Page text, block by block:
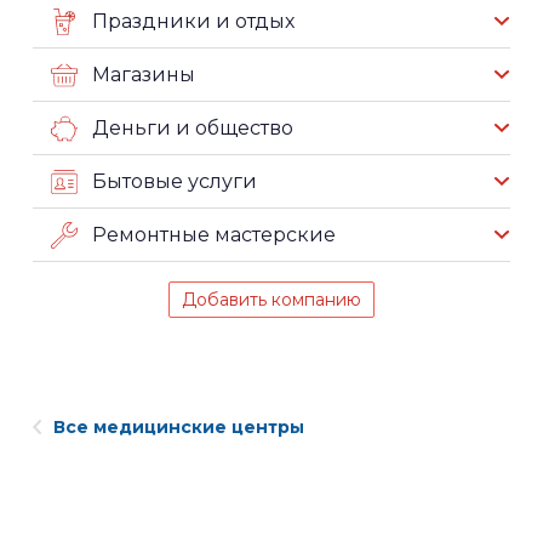
Праздники и отдых
Магазины
Деньги и общество
Бытовые услуги
Ремонтные мастерские
Добавить компанию
Все медицинские центры